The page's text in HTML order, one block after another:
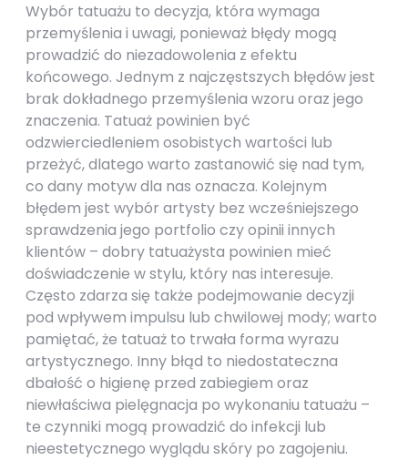
Wybór tatuażu to decyzja, która wymaga
przemyślenia i uwagi, ponieważ błędy mogą
prowadzić do niezadowolenia z efektu
końcowego. Jednym z najczęstszych błędów jest
brak dokładnego przemyślenia wzoru oraz jego
znaczenia. Tatuaż powinien być
odzwierciedleniem osobistych wartości lub
przeżyć, dlatego warto zastanowić się nad tym,
co dany motyw dla nas oznacza. Kolejnym
błędem jest wybór artysty bez wcześniejszego
sprawdzenia jego portfolio czy opinii innych
klientów – dobry tatuażysta powinien mieć
doświadczenie w stylu, który nas interesuje.
Często zdarza się także podejmowanie decyzji
pod wpływem impulsu lub chwilowej mody; warto
pamiętać, że tatuaż to trwała forma wyrazu
artystycznego. Inny błąd to niedostateczna
dbałość o higienę przed zabiegiem oraz
niewłaściwa pielęgnacja po wykonaniu tatuażu –
te czynniki mogą prowadzić do infekcji lub
nieestetycznego wyglądu skóry po zagojeniu.